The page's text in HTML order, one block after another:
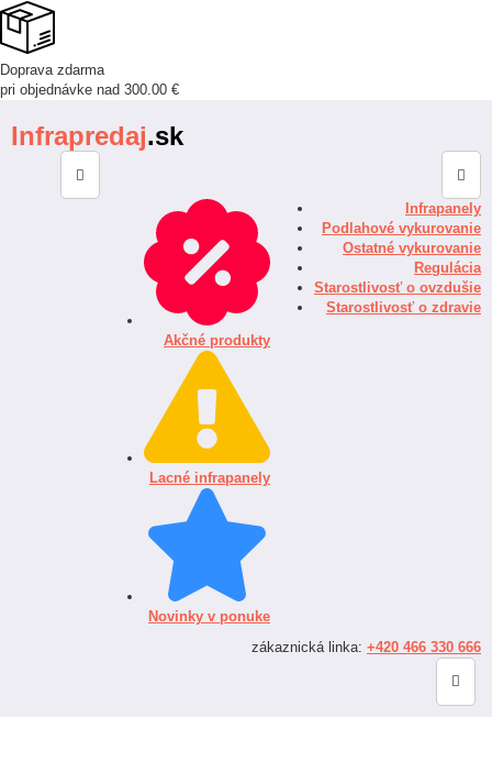
Doprava zdarma
pri objednávke nad 300.00 €
Infrapredaj.sk
Infrapanely
Podlahové vykurovanie
Ostatné vykurovanie
Regulácia
Starostlivosť o ovzdušie
Starostlivosť o zdravie
Akčné produkty
Lacné infrapanely
Novinky v ponuke
zákaznická linka: +420 466 330 666